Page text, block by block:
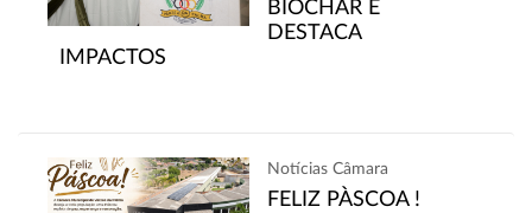
BIOCHAR E
DESTACA
IMPACTOS
Notícias Câmara
FELIZ PÀSCOA !